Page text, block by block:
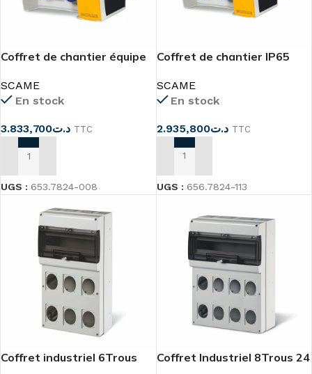
Coffret de chantier équipe
SCAME
En stock
د.ت3.833,700 TTC
AJOUTER AU PANIER
UGS : 653.7824-008
Coffret de chantier IP65
SCAME
En stock
د.ت2.935,800 TTC
AJOUTER AU PANIER
UGS : 656.7824-113
Coffret industriel 6Trous
Coffret Industriel 8Trous 24